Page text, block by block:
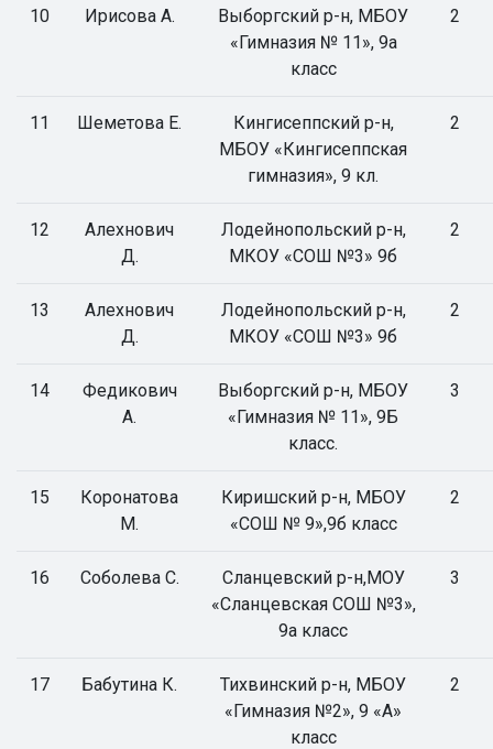
10 Ирисова А.
Выборгский р-н, МБОУ
«Гимназия № 11», 9а
класс
2
11 Шеметова Е.
Кингисеппский р-н,
МБОУ «Кингисеппская
гимназия», 9 кл.
2
12
Алехнович
Д.
Лодейнопольский р-н,
МКОУ «СОШ №3» 9б
2
13
Алехнович
Д.
Лодейнопольский р-н,
МКОУ «СОШ №3» 9б
2
14
Федикович
А.
Выборгский р-н, МБОУ
«Гимназия № 11», 9Б
класс.
3
15
Коронатова
М.
Киришский р-н, МБОУ
«СОШ № 9»,9б класс
2
16 Соболева С.
Сланцевский р-н,МОУ
«Сланцевская СОШ №3»,
9а класс
3
17 Бабутина К.
Тихвинский р-н, МБОУ
«Гимназия №2», 9 «А»
класс
2